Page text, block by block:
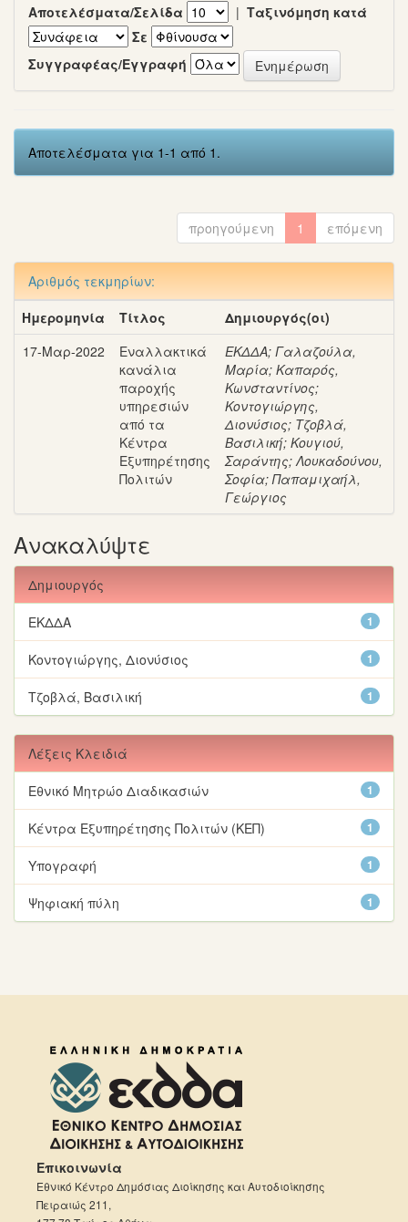
Αποτελέσματα/Σελίδα | Ταξινόμηση κατά
Σε
Συγγραφέας/Εγγραφή
Αποτελέσματα για 1-1 από 1.
προηγούμενη 1 επόμενη
Αριθμός τεκμηρίων:
Ημερομηνία
Τίτλος
Δημιουργός(οι)
17-Μαρ-2022
Εναλλακτικά
κανάλια
παροχής
υπηρεσιών
από τα
Κέντρα
Εξυπηρέτησης
Πολιτών
ΕΚΔΔΑ; Γαλαζούλα,
Μαρία; Καπαρός,
Κωνσταντίνος;
Κοντογιώργης,
Διονύσιος; Τζοβλά,
Βασιλική; Κουγιού,
Σαράντης;Λουκαδούνου,
Σοφία;Παπαμιχαήλ,
Γεώργιος
Ανακαλύψτε
Δημιουργός
1
ΕΚΔΔΑ
1
Κοντογιώργης, Διονύσιος
1
Τζοβλά, Βασιλική
Λέξεις Κλειδιά
1
Εθνικό Μητρώο Διαδικασιών
1
Κέντρα Εξυπηρέτησης Πολιτών (ΚΕΠ)
1
Υπογραφή
1
Ψηφιακή πύλη
Επικοινωνία
Εθνικό Κέντρο Δημόσιας Διοίκησης και Αυτοδιοίκησης
Πειραιώς 211,